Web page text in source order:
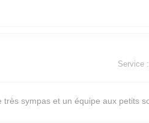
Service :
sympas et un équipe aux petits